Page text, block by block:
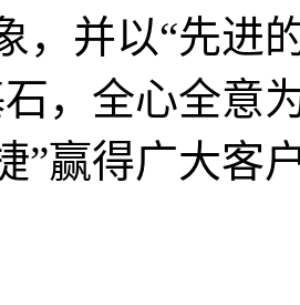
，并以“先进
，全心全意
”赢得广大客